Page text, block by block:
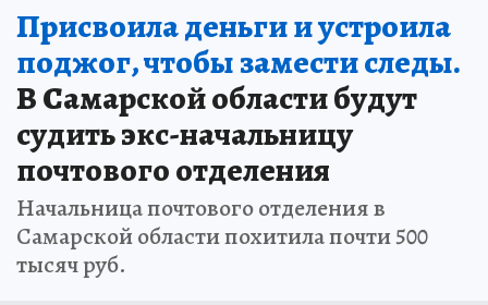
Присвоила деньги и устроила
поджог, чтобы замести следы.
В Самарской области будут
судить экс-начальницу
почтового отделения
Начальница почтового отделения в
Самарской области похитила почти 500
тысяч руб.